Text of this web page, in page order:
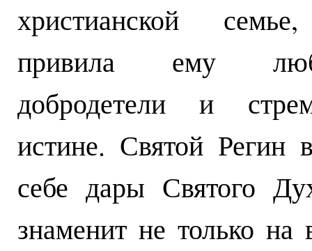
христианской
привила ему
добродетели и
истине. Святой Регин
себе дары Святого
знаменит не только на